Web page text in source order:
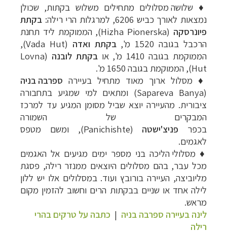
♦ שלושה מסלולים מתחילים משלוש בקתות, שכולן
נמצאות לאורך כביש 6206, למרגלות הרי רילה:
בקתת
פיונרסקה
(Hizha Pionerska), הממוקמת ליד תחנת
הרכבל בגובה 1520 מ',
בקתת ואדה (
Vada Hut
),
הממוקמת בגובה 1410 מ', אובקתת לובנה (
Lovna
Hut), הממוקמת בגובה 1650 מ'
.
♦ מסלול ארוך מאוד מתחיל בעיירה ספרבה בניה
(Sapareva Banya) ו
מתאים למי שמגיע בתחבורה
ציבורית. מהעיירה יוצא שביל מסומן המגיע עד למרכז
המבקרים של השמורה
בכפר פניצ'ישטה (
Panichishte), ומשם מטפס
לאגמים.
♦ מסלולי הליכה בני מספר ימים מגיעים אל האגמים
מכל עבר, בהם מסלולים היוצאים ממנזר רילה, פסגת
מליוביצה, העיירה בורובץ ועוד. במסלולים אלו יש ללון
לילה אחד או שניים בבקתות הרים וחשוב להזמין מקום
מראש.
לינה בעיירה ספרבה בניה | כתבה על טרקים בהרי
רילה